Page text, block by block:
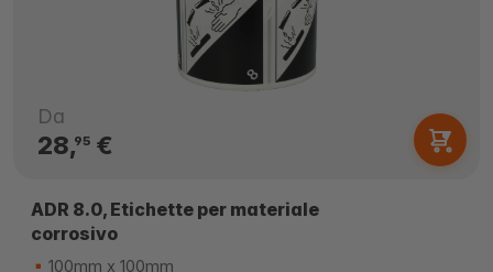
Da
28,95€
ADR 8.0, Etichette per materiale
corrosivo
100mm x 100mm